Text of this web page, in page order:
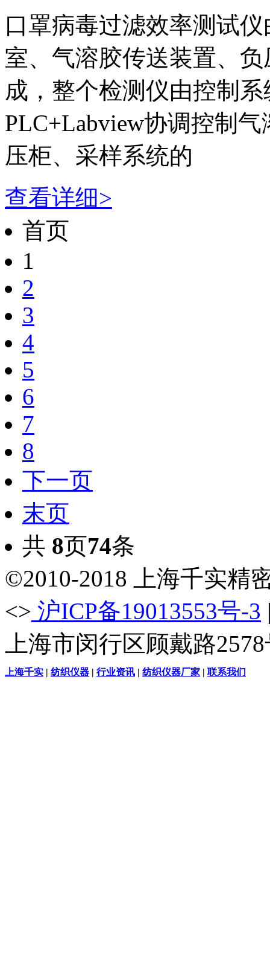
口罩病毒过滤效率测试
室、气溶胶传送装置、
成，整个检测仪由控制
PLC+Labview协调控制
压柜、采样系统的
查看详细>
首页
1
2
3
4
5
6
7
8
下一页
末页
共 8页74条
©2010-2018 上海千实精
<> 沪ICP备19013553号-3
上海市闵行区顾戴路
上海千实 | 纺织仪器 | 行业资讯 | 纺织仪器厂家 | 联系我们